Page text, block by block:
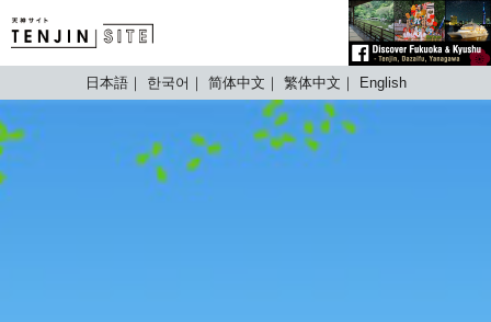
TENJIN SITE
日本語 한국어 简体中文 繁体中文 English